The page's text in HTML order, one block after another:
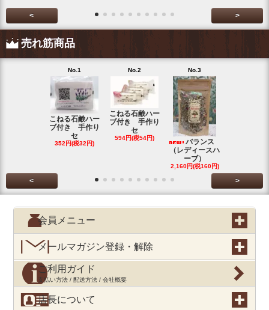
< >
売れ筋商品
No.1
こねる石鹸ハー
ブ付き 手作り
セ
352円(税32円)
No.2
こねる石鹸ハー
ブ付き 手作り
セ
594円(税54円)
No.3
バランス
（レディースハ
ーブ）
2,160円(税160円)
< >
会員メニュー
メールマガジン登録・解除
ご利用ガイド
支払い方法 / 配送方法 / 会社概要
店長について